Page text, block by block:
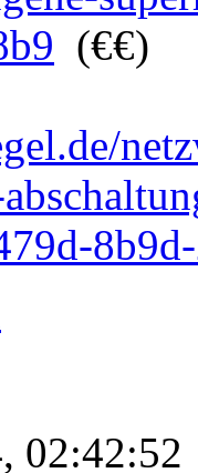
(€€)
02:42:52